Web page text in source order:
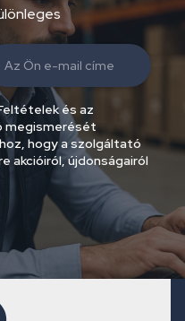
és az
megismerését
hogy a szolgáltató
akcióiról, újdonságairól